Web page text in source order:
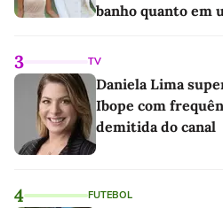
banho quanto em
3 TV
Daniela Lima
Ibope com
demitida do canal
4 FUTEBOL